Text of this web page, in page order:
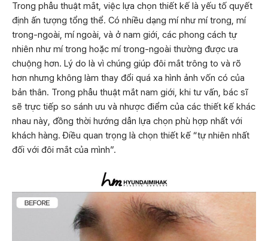
Trong phẫu thuật mắt, việc lựa chọn thiết kế là yếu tố quyết
định ấn tượng tổng thể. Có nhiều dạng mí như mí trong, mí
trong-ngoài, mí ngoài, và ở nam giới, các phong cách tự
nhiên như mí trong hoặc mí trong-ngoài thường được ưa
chuộng hơn. Lý do là vì chúng giúp đôi mắt trông to và rõ
hơn nhưng không làm thay đổi quá xa hình ảnh vốn có của
bản thân. Trong phẫu thuật mắt nam giới, khi tư vấn, bác sĩ
sẽ trực tiếp so sánh ưu và nhược điểm của các thiết kế khác
nhau này, đồng thời hướng dẫn lựa chọn phù hợp nhất với
khách hàng. Điều quan trọng là chọn thiết kế “tự nhiên nhất
đối với đôi mắt của mình”.